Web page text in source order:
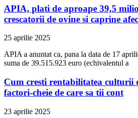
APIA, plati de aproape 39,5
crescatorii de ovine si caprine
25 aprilie 2025
APIA a anuntat ca, pana la data de 17
suma de 39.515.923 euro (echivalentul a
Cum cresti rentabilitatea culturii
factori-cheie de care sa tii cont
23 aprilie 2025